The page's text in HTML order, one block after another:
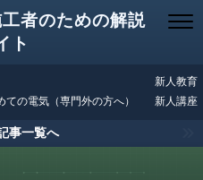
者のための解説
ト
ての電気（専門外の方へ）
新人教育
新人講座
事一覧へ